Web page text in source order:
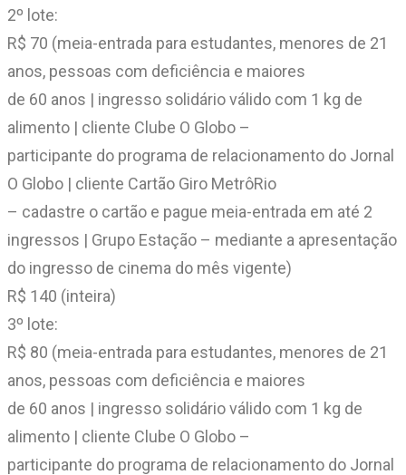
2º lote:
R$ 70 (meia-entrada para estudantes, menores de 21
anos, pessoas com deficiência e maiores
de 60 anos | ingresso solidário válido com 1 kg de
alimento | cliente Clube O Globo –
participante do programa de relacionamento do Jornal
O Globo | cliente Cartão Giro MetrôRio
– cadastre o cartão e pague meia-entrada em até 2
ingressos | Grupo Estação – mediante a apresentação
do ingresso de cinema do mês vigente)
R$ 140 (inteira)
3º lote:
R$ 80 (meia-entrada para estudantes, menores de 21
anos, pessoas com deficiência e maiores
de 60 anos | ingresso solidário válido com 1 kg de
alimento | cliente Clube O Globo –
participante do programa de relacionamento do Jornal